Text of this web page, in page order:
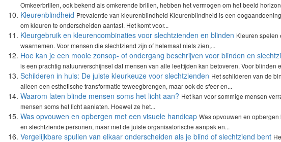
Omkeerbrillen, ook bekend als omkerende brillen, hebben het vermogen om het beeld
Kleurenblindheid Prevalentie van kleurenblindheid Kleurenblindheid is een
om kleuren te onderscheiden aantast. Het komt voor...
Kleurgebruik en kleurencombinaties voor slechtzienden en blinden Kleuren spelen
waarnemen. Voor mensen die slechtziend zijn of helemaal niets zien,...
Hoe kan je een mooie zonsop- of ondergang beschrijven voor blinden en
is een prachtig natuurverschijnsel dat mensen van alle leeftijden kan betoveren. Voor blinden
Schilderen in huis: De juiste kleurkeuze voor slechtzienden Het schilderen van de
alleen een esthetische transformatie teweegbrengen, maar ook de sfeer en...
Waarom laten blinde mensen soms het licht aan? Het kan voor sommige mensen
mensen soms het licht aanlaten. Hoewel ze het...
Was opvouwen en opbergen met een visuele handicap Was opvouwen en
en slechtziende personen, maar met de juiste organisatorische aanpak en...
Vergelijkbare spullen van elkaar onderscheiden als je blind of slechtziend bent